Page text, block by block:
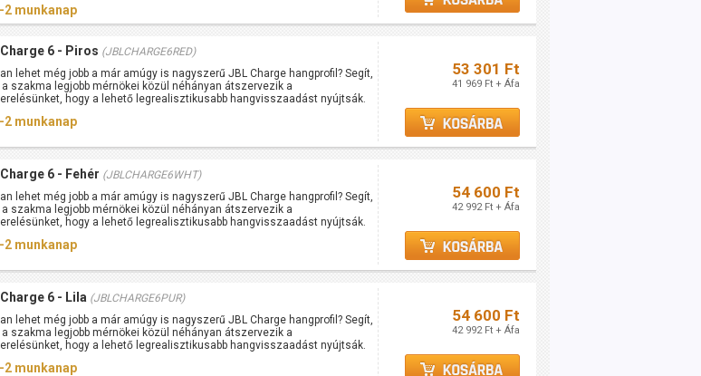
2 munkanap
6 - Piros (JBLCHARGE6RED)
lehet még jobb a már amúgy is nagyszerű JBL Charge hangprofil? Segít,
a szakma legjobb mérnökei közül néhányan átszervezik a
hogy a lehető legrealisztikusabb hangvisszaadást nyújtsák.
2 munkanap
53 301 Ft
41 969 Ft + Áfa
6 - Fehér (JBLCHARGE6WHT)
lehet még jobb a már amúgy is nagyszerű JBL Charge hangprofil? Segít,
a szakma legjobb mérnökei közül néhányan átszervezik a
hogy a lehető legrealisztikusabb hangvisszaadást nyújtsák.
2 munkanap
54 600 Ft
42 992 Ft + Áfa
6 - Lila (JBLCHARGE6PUR)
lehet még jobb a már amúgy is nagyszerű JBL Charge hangprofil? Segít,
a szakma legjobb mérnökei közül néhányan átszervezik a
hogy a lehető legrealisztikusabb hangvisszaadást nyújtsák.
2 munkanap
54 600 Ft
42 992 Ft + Áfa